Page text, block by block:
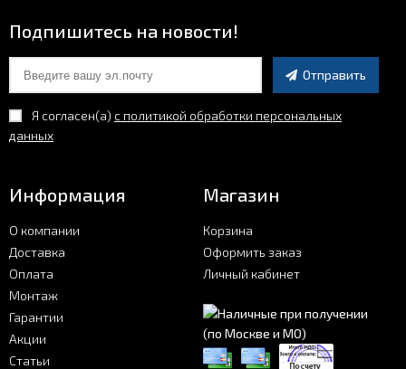
Подпишитесь на новости!
Отправить
Я согласен(a) с политикой обработки персональных
данных
Информация
О компании
Доставка
Оплата
Монтаж
Гарантии
Акции
Статьи
Магазин
Корзина
Оформить заказ
Личный кабинет